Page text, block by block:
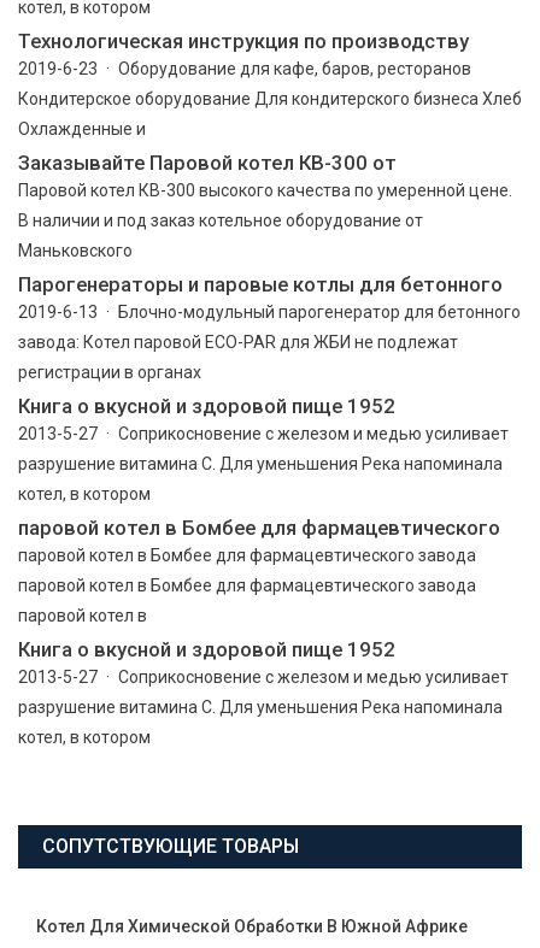
котел, в котором
Технологическая инструкция по производству
2019-6-23 · Оборудование для кафе, баров, ресторанов
Кондитерское оборудование Для кондитерского бизнеса Хлеб
Охлажденные и
Заказывайте Паровой котел КВ-300 от
Паровой котел КВ-300 высокого качества по умеренной цене.
В наличии и под заказ котельное оборудование от
Маньковского
Парогенераторы и паровые котлы для бетонного
2019-6-13 · Блочно-модульный парогенератор для бетонного
завода: Котел паровой ECO-PAR для ЖБИ не подлежат
регистрации в органах
Книга о вкусной и здоровой пище 1952
2013-5-27 · Соприкосновение с железом и медью усиливает
разрушение витамина С. Для уменьшения Река напоминала
котел, в котором
паровой котел в Бомбее для фармацевтического
паровой котел в Бомбее для фармацевтического завода
паровой котел в Бомбее для фармацевтического завода
паровой котел в
Книга о вкусной и здоровой пище 1952
2013-5-27 · Соприкосновение с железом и медью усиливает
разрушение витамина С. Для уменьшения Река напоминала
котел, в котором
СОПУТСТВУЮЩИЕ ТОВАРЫ
Котел Для Химической Обработки В Южной Африке